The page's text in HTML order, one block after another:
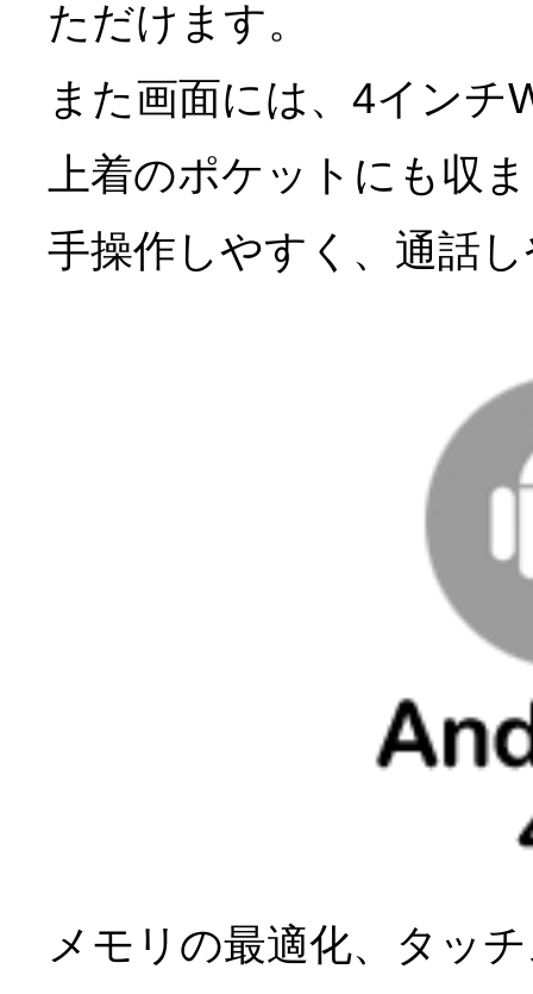
ただけます。
また画面には、4インチ
上着のポケットにも収
手操作しやすく、通話
メモリの最適化、タッ